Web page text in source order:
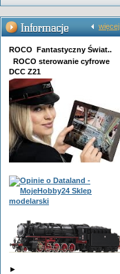
więcej
ROCO Fantastyczny Świat..
ROCO sterowanie cyfrowe
DCC Z21
►